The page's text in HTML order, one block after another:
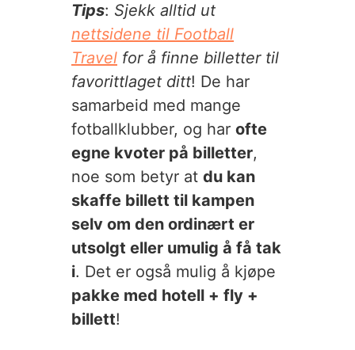
Tips: Sjekk alltid ut
nettsidene til Football
Travel for å finne billetter til
favorittlaget ditt! De har
samarbeid med mange
fotballklubber, og har ofte
egne kvoter på billetter,
noe som betyr at du kan
skaffe billett til kampen
selv om den ordinært er
utsolgt eller umulig å få tak
i. Det er også mulig å kjøpe
pakke med hotell + fly +
billett!